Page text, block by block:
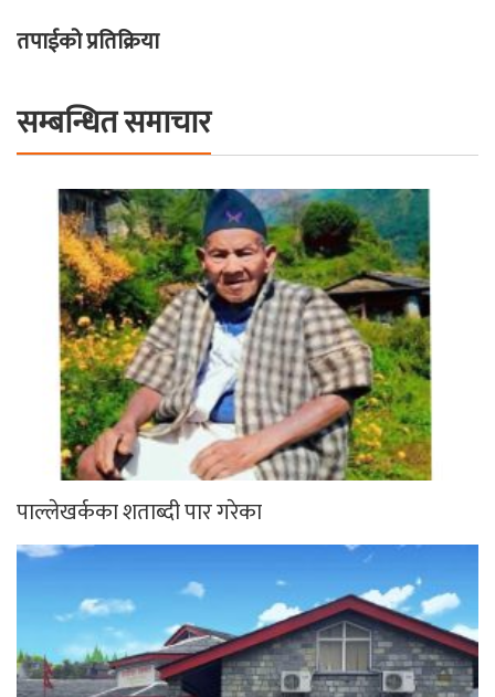
तपाईको प्रतिक्रिया
सम्बन्धित समाचार
पाल्लेखर्कका शताब्दी पार गरेका